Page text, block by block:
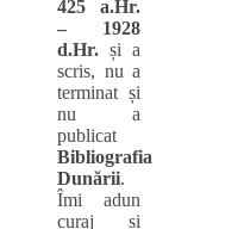
425 a.Hr.
– 1928
d.Hr. și a
scris, nu a
terminat și
nu a
publicat
Bibliografia
Dunării.
Îmi adun
curaj și